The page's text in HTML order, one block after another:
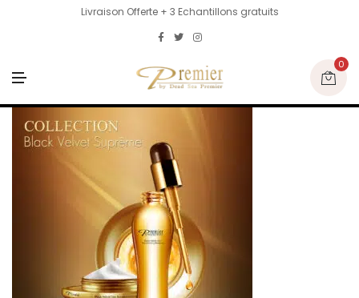
Livraison Offerte + 3 Echantillons gratuits
N
U
0